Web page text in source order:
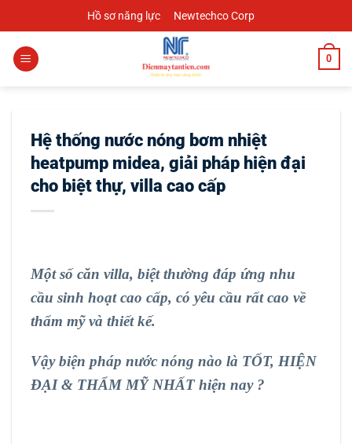
đến
nội
dung
Hồ sơ năng lực Newtechco Corp
0
Hệ thống nước nóng bơm nhiệt
heatpump midea, giải pháp hiện đại
cho biệt thự, villa cao cấp
Một số căn villa, biệt thường đáp ứng nhu
cầu sinh hoạt cao cấp, có yêu cầu rất cao về
thẩm mỹ và thiết kế.
Vậy biện pháp nước nóng nào là TỐT, HIỆN
ĐẠI & THẨM MỸ NHẤT hiện nay ?